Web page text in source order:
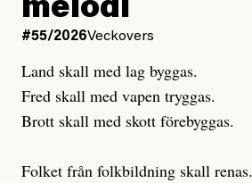
Uppdaterad6 August, 2026
melodi
#55/2026Veckovers
Land skall med lag byggas.
Fred skall med vapen tryggas.
Brott skall med skott förebyggas.
Folket från folkbildning skall renas.